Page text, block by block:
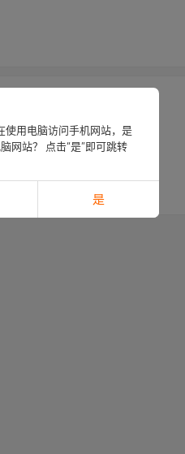
使用电脑访问手机网站，是
网站？ 点击“是”即可跳转
是